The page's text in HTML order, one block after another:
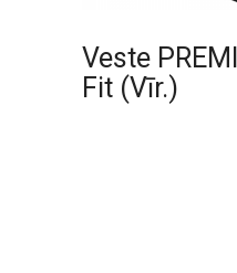
Veste
Fit (Vīr.)